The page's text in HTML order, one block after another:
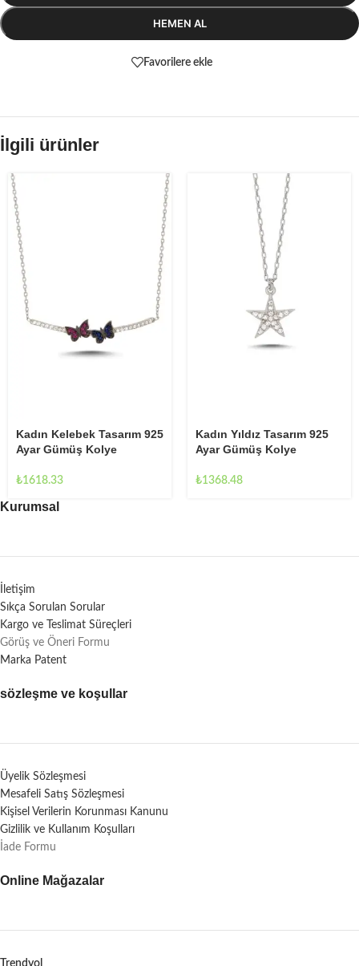
HEMEN AL
Favorilere ekle
İlgili ürünler
Kadın Kelebek Tasarım 925
Ayar Gümüş Kolye
₺1618.33
Kadın Yıldız Tasarım 925
Ayar Gümüş Kolye
₺1368.48
Kurumsal
İletişim
Sıkça Sorulan Sorular
Kargo ve Teslimat Süreçleri
Görüş ve Öneri Formu
Marka Patent
sözleşme ve koşullar
Üyelik Sözleşmesi
Mesafeli Satış Sözleşmesi
Kişisel Verilerin Korunması Kanunu
Gizlilik ve Kullanım Koşulları
İade Formu
Online Mağazalar
Trendyol